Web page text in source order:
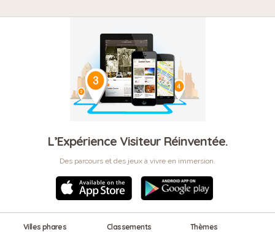
L’Expérience Visiteur Réinventée.
Des parcours et des jeux à vivre en immersion.
Villes phares Classements Thèmes